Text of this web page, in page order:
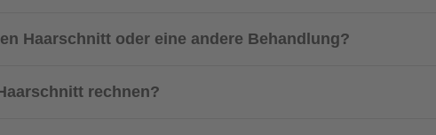
Haarschnitt oder eine andere Behandlung?
rechnen?